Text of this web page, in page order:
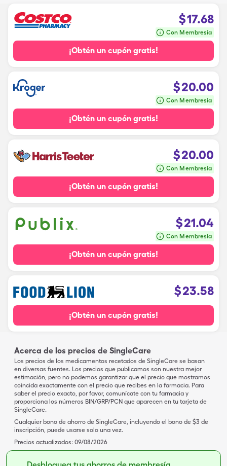
$17.68
Con Membresía
¡Obtén un cupón gratis!
$20.00
Con Membresía
¡Obtén un cupón gratis!
$20.00
Con Membresía
¡Obtén un cupón gratis!
$21.04
Con Membresía
¡Obtén un cupón gratis!
$23.58
¡Obtén un cupón gratis!
Acerca de los precios de SingleCare
Los precios de los medicamentos recetados de SingleCare se basan
en diversas fuentes. Los precios que publicamos son nuestra mejor
estimación, pero no podemos garantizar que el precio que mostramos
coincida exactamente con el precio que recibes en la farmacia. Para
saber el precio exacto, por favor, comunícate con tu farmacia y
proporciona los números BIN/GRP/PCN que aparecen en tu tarjeta de
SingleCare.
Cualquier bono de ahorro de SingleCare, incluyendo el bono de $3 de
inscripción, puede usarse solo una vez.
Precios actualizados: 09/08/2026